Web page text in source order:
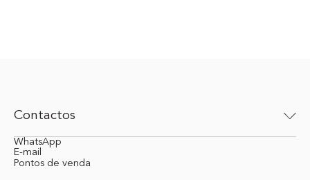
Contactos
WhatsApp
E-mail
Pontos de venda